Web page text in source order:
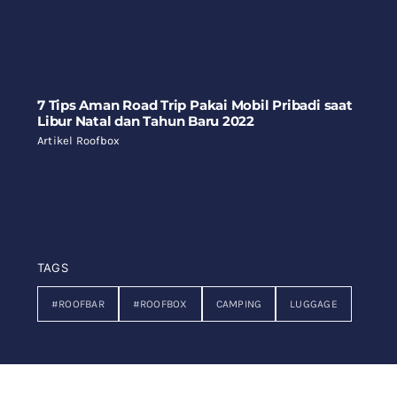
7 Tips Aman Road Trip Pakai Mobil Pribadi saat
Libur Natal dan Tahun Baru 2022
Artikel Roofbox
TAGS
#ROOFBAR #ROOFBOX CAMPING LUGGAGE